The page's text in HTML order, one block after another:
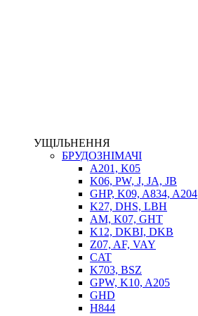
ВТУЛКИ
УЩІЛЬНЕННЯ
БРУДОЗНІМАЧІ
A201, K05
K06, PW, J, JA, JB
GHP, K09, A834, A204
K27, DHS, LBH
AM, K07, GHT
K12, DKBI, DKB
Z07, AF, VAY
CAT
K703, BSZ
GPW, K10, A205
GHD
H844